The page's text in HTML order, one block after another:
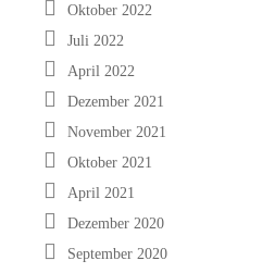
Oktober 2022
Juli 2022
April 2022
Dezember 2021
November 2021
Oktober 2021
April 2021
Dezember 2020
September 2020